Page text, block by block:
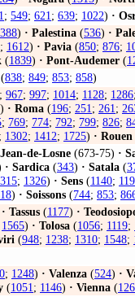
; 549; 621; 639; 1022) ·
) · Palestina (536) ·
; 1612) · Pavia (850; 876;
(1839) · Pont-Audemer (
(838; 849; 853; 858)
; 967; 997; 1014; 1128; 1286;
) · Roma (196; 251; 261;
; 769; 774; 792; 799; 826;
; 1302; 1412; 1725) · Rouen
de-Losne (673-75) ·
· Sardica (343) · Satala (
; 1326) · Sens (1140;
) · Soissons (744; 853;
· Tassus (1177) ·
1565) · Tolosa (1056; 1119;
(948; 1238; 1310; 1548;
; 1248) · Valenza (524) ·
(1051; 1146) · Vienna (